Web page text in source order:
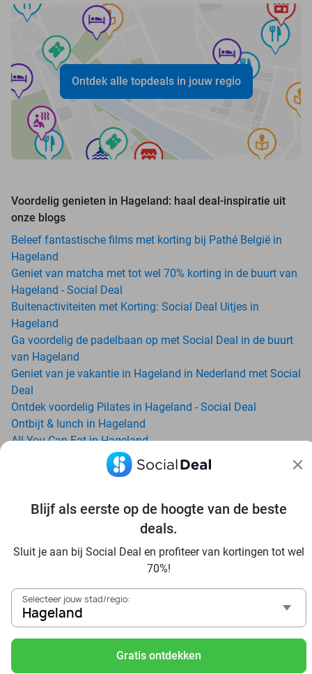
Blijf als eerste op de hoogte van de beste
deals.
Sluit je aan bij Social Deal en profiteer van kortingen tot wel
70%!
Selecteer jouw stad/regio:
Hageland
Gratis ontdekken
Ontdek alle topdeals in jouw regio
Voordelig genieten in Hageland: haal deal-inspiratie uit
onze blogs
Beleef fantastische films met korting bij Pathé België in
Hageland
Geniet van matcha met tot wel 70% korting in de buurt van
Hageland - Social Deal
Buitenactiviteiten met Korting: Social Deal Uitjes in
Hageland
Ga voordelig de padelbaan op met Social Deal in de buurt
van Hageland
Geniet van je vakantie in Hageland in Nederland met Social
Deal
Ontdek voordelig Pilates in Hageland - Social Deal
Ontbijt & lunch in Hageland
All-You-Can-Eat in Hageland
Avondje uit in regio Hageland? Ontdek 6x inspiratie voor
een onvergetelijke avond
voor de ideale dates
Dagje uit naar Pairi Daiza vanaf Hageland: verwonder je in
Ontdek de beste restaurants in Hageland via Social Deal
Voordelig sushi scoren? Ontdek de beste sushi restaurants
in Hageland en omgeving
Schoonheidsspecialisten in Hageland: voordelige
beautydeals
Schoonheidssalons in Hageland: voordelige beauty-